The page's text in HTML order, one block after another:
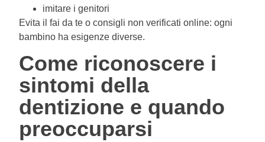
imitare i genitori
Evita il fai da te o consigli non verificati online: ogni
bambino ha esigenze diverse.
Come riconoscere i
sintomi della
dentizione e quando
preoccuparsi